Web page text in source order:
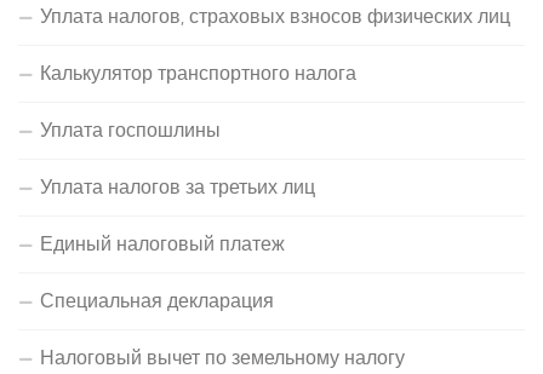
Уплата налогов, страховых взносов физических лиц
Калькулятор транспортного налога
Уплата госпошлины
Уплата налогов за третьих лиц
Единый налоговый платеж
Специальная декларация
Налоговый вычет по земельному налогу